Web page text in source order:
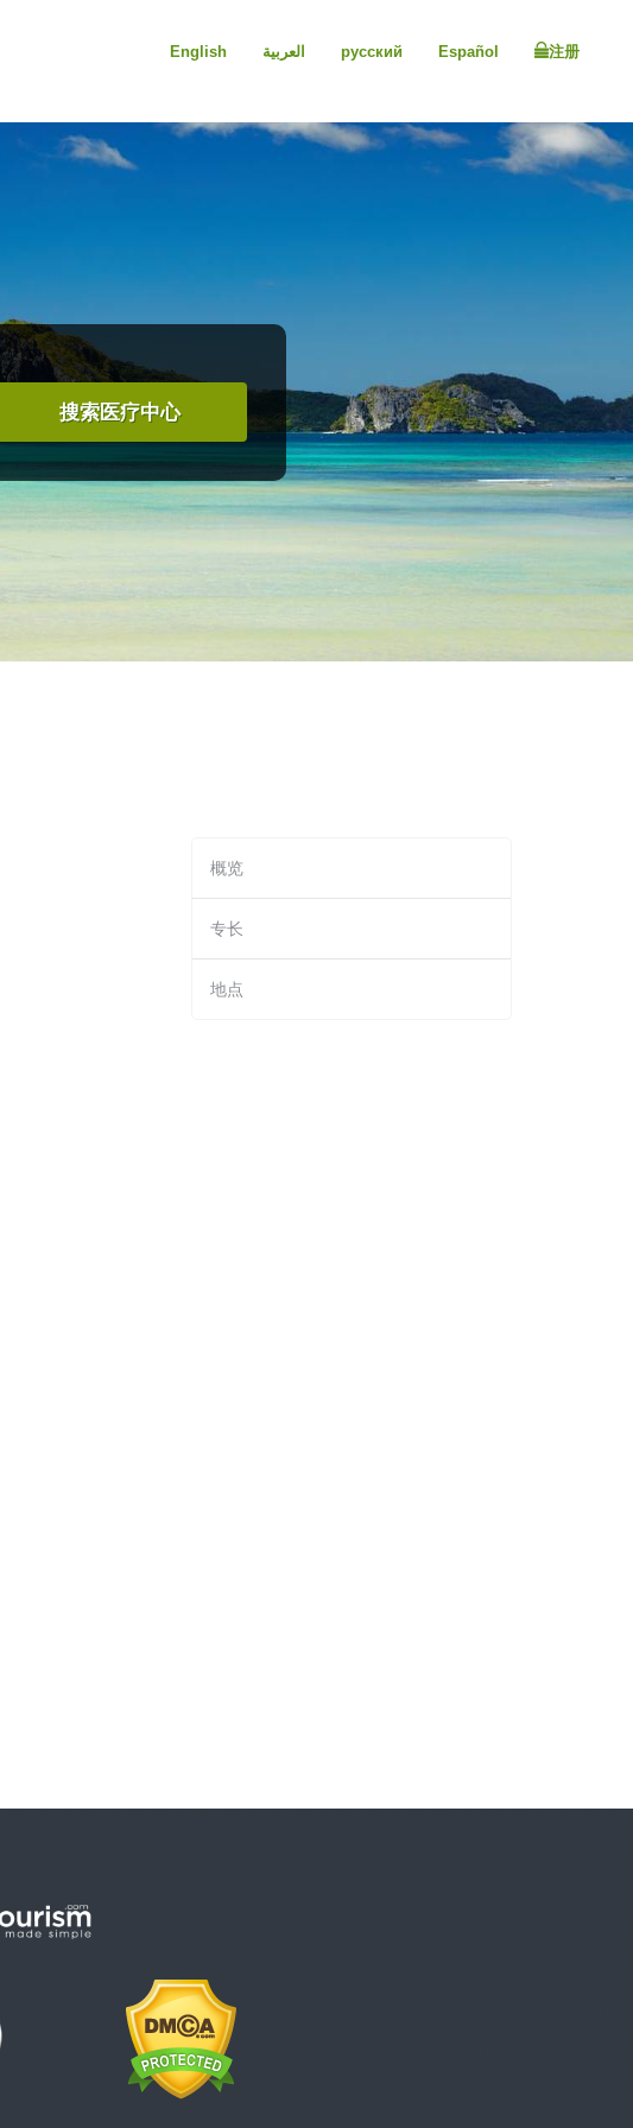
English العربية русский Español 注册
搜索医疗中心
概览
专长
地点